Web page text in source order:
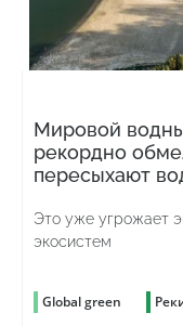
Мировой
рекордно
пересыхают
Это уже угрожает
экосистем
Global green